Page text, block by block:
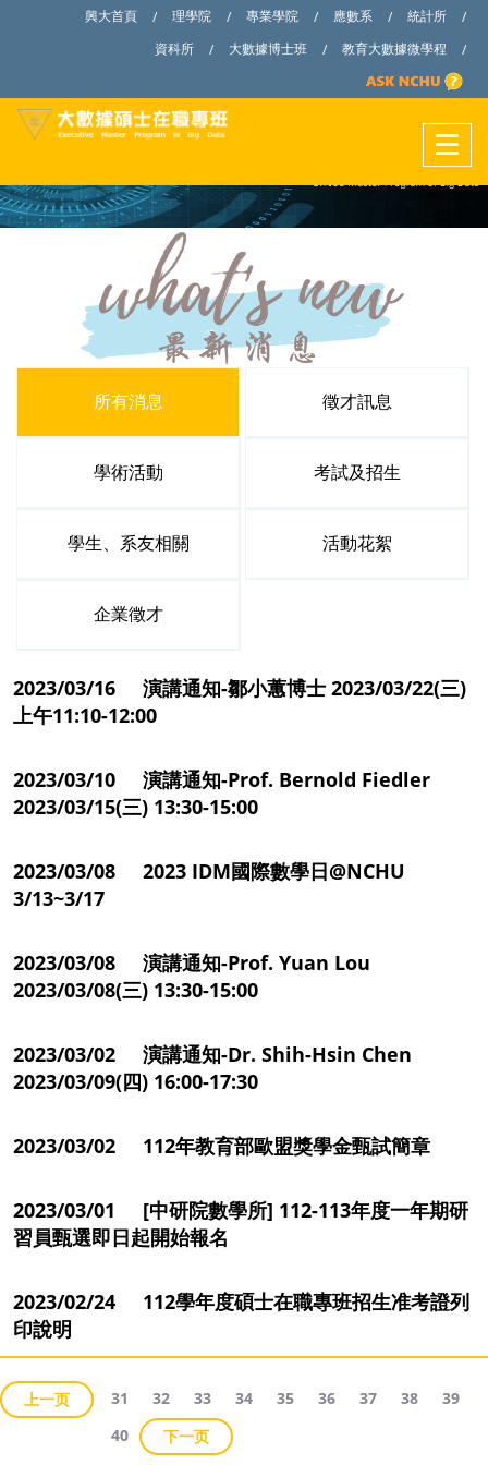
興大首頁 / 理學院 / 專業學院 / 應數系 / 統計所
/
資科所
/ 大數據博士班 / 教育大數據微學程 /
所有消息 徵才訊息
學術活動 考試及招生
學生、系友相關 活動花絮
企業徵才
2023/03/16 演講通知-鄒小蕙博士 2023/03/22(三)
上午11:10-12:00
2023/03/10 演講通知-Prof. Bernold Fiedler
2023/03/15(三) 13:30-15:00
2023/03/08 2023 IDM國際數學日@NCHU
3/13~3/17
2023/03/08 演講通知-Prof. Yuan Lou
2023/03/08(三) 13:30-15:00
2023/03/02 演講通知-Dr. Shih-Hsin Chen
2023/03/09(四) 16:00-17:30
2023/03/02 112年教育部歐盟獎學金甄試簡章
2023/03/01 [中研院數學所] 112-113年度一年期研
習員甄選即日起開始報名
2023/02/24 112學年度碩士在職專班招生准考證列
印說明
上一页 31 32 33 34 35 36 37 38
39
40
下一页